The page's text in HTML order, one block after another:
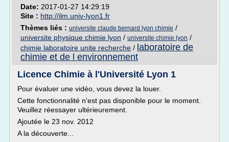
Date: 2017-01-27 14:29:19
Site : http://ilm.univ-lyon1.fr
Thèmes liés : universite claude bernard lyon chimie /
universite physique chimie lyon / universite chimie lyon /
chimie laboratoire unite recherche / laboratoire de
chimie et de l environnement
Licence Chimie à l'Université Lyon 1
Pour évaluer une vidéo, vous devez la louer.
Cette fonctionnalité n'est pas disponible pour le moment.
Veuillez réessayer ultérieurement.
Ajoutée le 23 nov. 2012
A la découverte...